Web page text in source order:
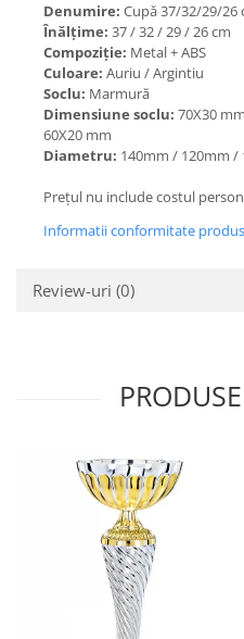
Denumire: Cupă 37/32/29/26
Înălțime: 37 / 32 / 29 / 26 cm
Compoziție: Metal + ABS
Culoare: Auriu / Argintiu
Soclu: Marmură
Dimensiune soclu: 70X30
60X20 mm
Diametru: 140mm / 120mm /
Prețul nu include costul
Informatii conformitate produs
Review-uri (0)